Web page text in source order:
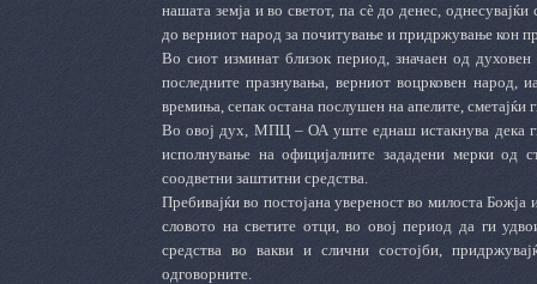
нашата земја и во светот, па сѐ до денес,
до верниот народ за почитување и придржување кон
Во сиот изминат близок период, значаен од
последните празнувања, верниот воцрковен народ,
времиња, сепак остана послушен на апелите, сметајќи
Во овој дух, МПЦ– ОА уште еднаш истакнува дека
исполнување на официјалните зададени мерки од
соодветни заштитни средства.
Пребивајќи во постојана увереност во милоста Божја
словото на светите отци, во овој период да ги
средства во вакви и слични состојби,
одговорните.